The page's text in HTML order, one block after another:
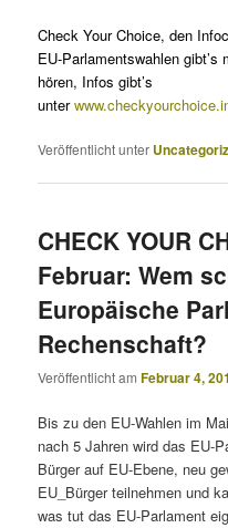
Check Your Choice, den
EU-Parlamentswahlen
hören, Infos gibt’s
unter
Veröffentlicht unter
CHECK YOUR
Februar: Wem
Europäische
Rechenschaft?
Veröffentlicht amFebruar 4,
Bis zu den EU-Wahlen im
nach 5 Jahren wird das EU-
Bürger auf EU-Ebene, neu
EU_Bürger teilnehmen und
was tut das EU-Parlament